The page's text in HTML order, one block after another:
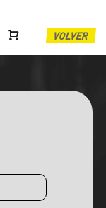
VOLVER